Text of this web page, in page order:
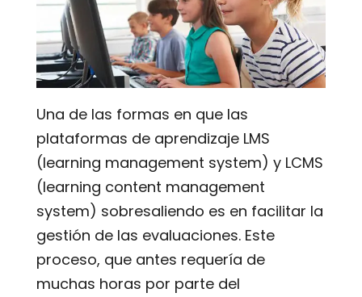
Una de las formas en que las
plataformas de aprendizaje LMS
(learning management system) y LCMS
(learning content management
system) sobresaliendo es en facilitar la
gestión de las evaluaciones. Este
proceso, que antes requería de
muchas horas por parte del